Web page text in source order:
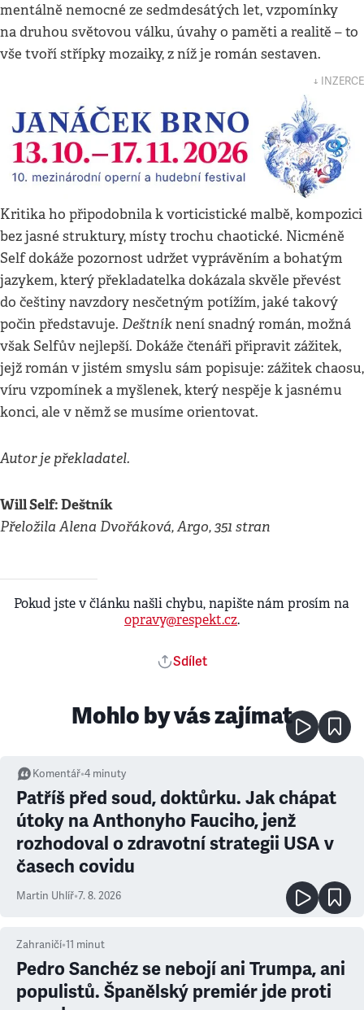
mentálně nemocné ze sedmdesátých let, vzpomínky
na druhou světovou válku, úvahy o paměti a realitě – to
vše tvoří střípky mozaiky, z níž je román sestaven.
↓ INZERCE
Kritika ho připodobnila k vorticistické malbě, kompozici
bez jasné struktury, místy trochu chaotické. Nicméně
Self dokáže pozornost udržet vyprávěním a bohatým
jazykem, který překladatelka dokázala skvěle převést
do češtiny navzdory nesčetným potížím, jaké takový
počin představuje. Deštníknení snadný román, možná
však Selfův nejlepší. Dokáže čtenáři připravit zážitek,
jejž román v jistém smyslu sám popisuje: zážitek chaosu,
víru vzpomínek a myšlenek, který nespěje k jasnému
konci, ale v němž se musíme orientovat.
Autor je překladatel.
Will Self: Deštník
Přeložila Alena Dvořáková, Argo, 351 stran
Pokud jste v článku našli chybu, napište nám prosím na
opravy@respekt.cz.
Sdílet
Mohlo by vás zajímat
Komentář•4 minuty
Patříš před soud, doktůrku. Jak chápat
útoky na Anthonyho Fauciho, jenž
rozhodoval o zdravotní strategii USA v
časech covidu
Martin Uhlíř•7. 8. 2026
Zahraničí•11 minut
Pedro Sanchéz se nebojí ani Trumpa, ani
populistů. Španělský premiér jde proti